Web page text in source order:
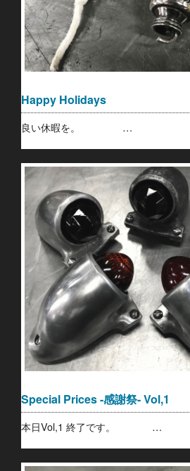
Happy Holidays
良い休暇を。 …
Special Prices -感謝祭- Vol,1
本日Vol,1 終了です。 …